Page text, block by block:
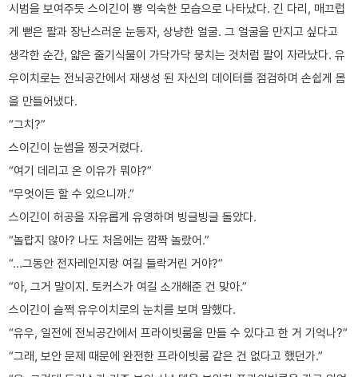
시범을 보여주듯 스이긴이 뿅 익숙한 모습으로 나타났다. 긴 다리, 매끄럽
게 뻗은 팔과 장난스러운 눈동자, 상냥한 얼굴. 그 얼굴을 만지고 싶다고
생각한 순간, 얇은 줄기식물이 가닥가닥 뭉치는 것처럼 팔이 자라났다. 유
우이치로는 전뇌공간에서 재생성 된 자신의 데이터를 점검하며 손쉽게 몸
을 만들어냈다.
“그치?”
스이긴이 눈썹을 찡긋거렸다.
“여기 데리고 온 이유가 뭐야?”
“무엇이든 할 수 있으니까.”
스이긴이 허공을 자유롭게 유영하며 빙글빙글 돌았다.
“놀랍지 않아? 나도 처음에는 깜짝 놀랐어.”
“…그동안 전자레인지랑 여길 들락거린 거야?”
“아, 그거 말이지. 토커스가 여길 소개해준 건 맞아.”
스이긴이 슬쩍 유우이치로의 눈치를 보며 말했다.
“유우, 일전에 전뇌공간에서 프라이빗룸을 만들 수 있다고 한 거 기억나?”
“그래, 보안 문제 때문에 완전한 프라이빗룸 같은 건 없다고 했던가.”